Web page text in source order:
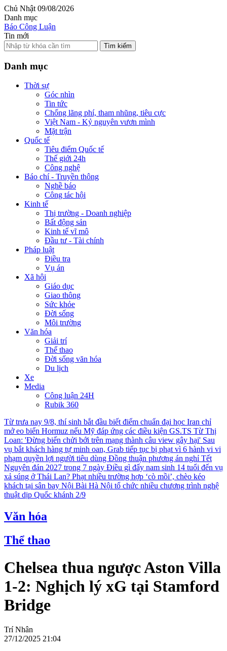
Chủ Nhật 09/08/2026
Danh mục
Báo Công Luận
Tin mới
Tìm kiếm
Danh mục
Thời sự
Góc nhìn
Tin tức
Chống lãng phí, tham nhũng, tiêu cực
Việt Nam - Kỷ nguyên vươn mình
Mặt trận
Quốc tế
Tiêu điểm Quốc tế
Thế giới 24h
Công nghệ
Báo chí - Truyền thông
Nghề báo
Công tác hội
Kinh tế
Thị trường - Doanh nghiệp
Bất động sản
Kinh tế vĩ mô
Đầu tư - Tài chính
Pháp luật
Điều tra
Vụ án
Xã hội
Giáo dục
Giao thông
Sức khỏe
Đời sống
Môi trường
Văn hóa
Giải trí
Thể thao
Đời sống văn hóa
Du lịch
Xe
Media
Công luận 24H
Rubik 360
Từ trưa nay 9/8, thí sinh bắt đầu biết điểm chuẩn đại học Iran chỉ
mở eo biển Hormuz nếu Mỹ đáp ứng các điều kiện GS.TS Từ Thị
Loan: 'Đừng biến chửi bới trên mạng thành câu view gây hại' Sau
vụ bắt khách hàng tự minh oan, Grab tiếp tục bị phạt vì 6 hành vi vi
phạm quyền lợi người tiêu dùng Đồng thuận phương án nghỉ Tết
Nguyên đán 2027 trong 7 ngày Điều gì đẩy nam sinh 14 tuổi đến vụ
xả súng ở Thái Lan? Phạt nhiều trường hợp ‘cò mồi’, chèo kéo
khách tại sân bay Nội Bài Hà Nội tổ chức nhiều chương trình nghệ
thuật dịp Quốc khánh 2/9
Văn hóa
Thể thao
Chelsea thua ngược Aston Villa
1-2: Nghịch lý xG tại Stamford
Bridge
Trí Nhân
27/12/2025 21:04